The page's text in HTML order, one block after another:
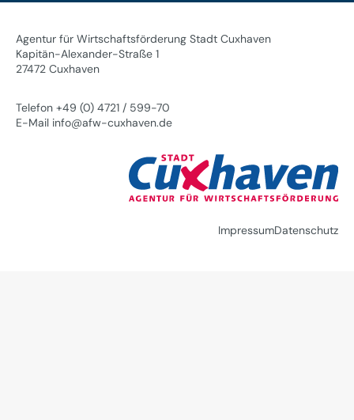
Agentur für Wirtschaftsförderung Stadt Cuxhaven
Kapitän-Alexander-Straße 1
27472 Cuxhaven
Telefon +49 (0) 4721 / 599-70
E-Mail info@afw-cuxhaven.de
ImpressumDatenschutz